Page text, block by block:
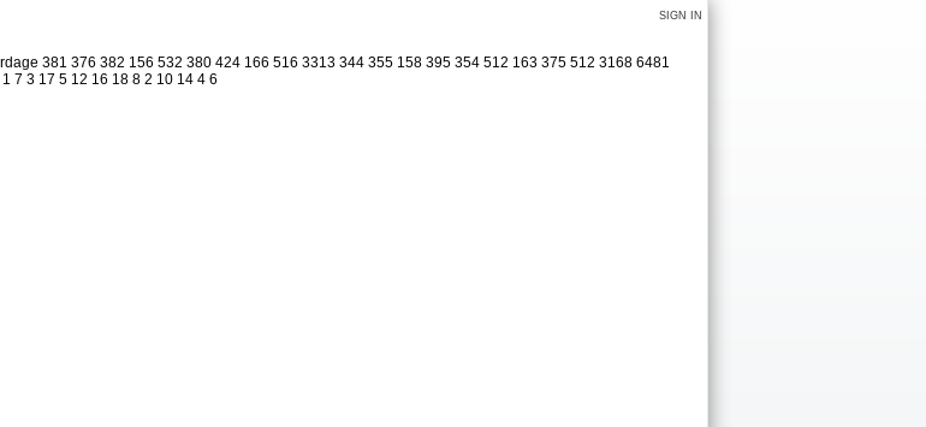
SIGN IN
381 376 382 156 532 380 424 166 516 3313 344 355 158 395 354 512 163 375 512 3168 6481
7 3 17 5 12 16 18 8 2 10 14 4 6